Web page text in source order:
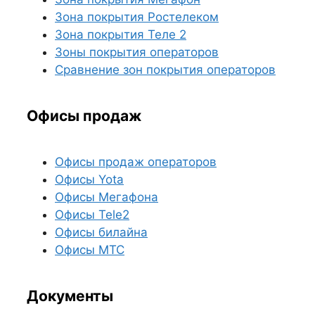
Зона покрытия Ростелеком
Зона покрытия Теле 2
Зоны покрытия операторов
Сравнение зон покрытия операторов
Офисы продаж
Офисы продаж операторов
Офисы Yota
Офисы Мегафона
Офисы Tele2
Офисы билайна
Офисы МТС
Документы